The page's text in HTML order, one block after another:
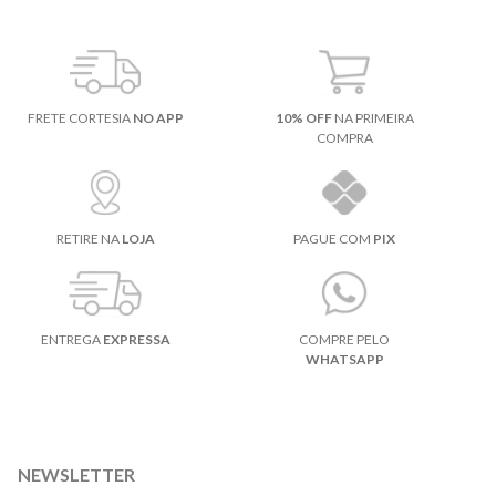
FRETE CORTESIA NO APP 10% OFFNA PRIMEIRA
COMPRA
RETIRE NA LOJA PAGUE COM PIX
ENTREGA EXPRESSA
COMPRE PELO
WHATSAPP
NEWSLETTER